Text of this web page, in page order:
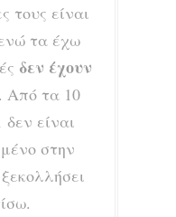
τους είναι
τα έχω
δεν έχουν
Από τα 10
είναι
στην